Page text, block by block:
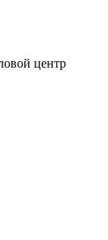
центр